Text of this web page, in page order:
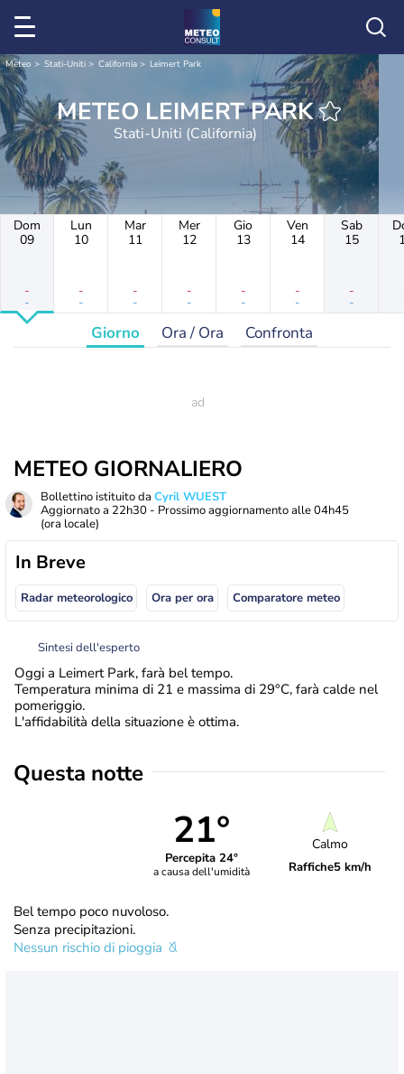
Meteo Stati-Uniti California Leimert Park
METEO LEIMERT PARK
Stati-Uniti (California)
Dom
09
-
-
Lun
10
-
-
Mar
11
-
-
Mer
12
-
-
Gio
13
-
-
Ven
14
-
-
Sab
15
-
-
Giorno Ora / Ora Confronta
METEO GIORNALIERO
Bollettino istituito da Cyril WUEST
Aggiornato a 22h30 - Prossimo aggiornamento alle04h45
(ora locale)
In Breve
Radar meteorologico Ora per ora Comparatore meteo
Sintesi dell'esperto
Oggi a Leimert Park, farà bel tempo.
Temperatura minima di 21 e massima di 29°C, farà calde nel
pomeriggio.
L'affidabilità della situazione è ottima.
Questa notte
21°
Percepita 24°
a causa dell'umidità
Calmo
Raffiche5 km/h
Bel tempo poco nuvoloso.
Senza precipitazioni.
Nessun rischio di pioggia